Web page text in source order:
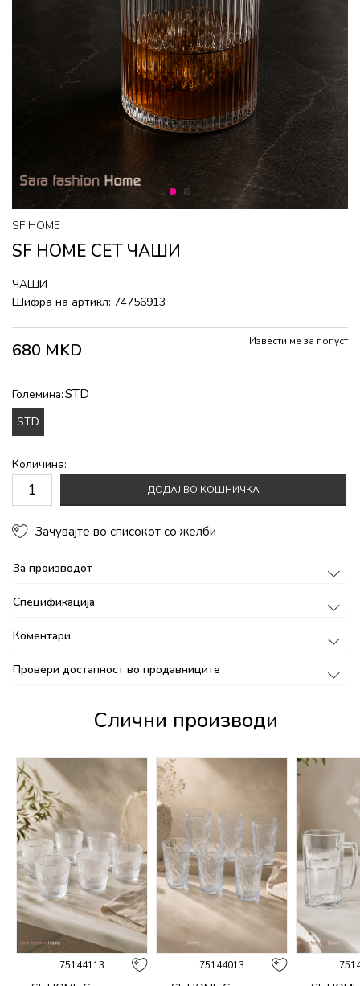
1 2
SF HOME
SF HOME СЕТ ЧАШИ
ЧАШИ
Шифра на артикл: 74756913
680 MKD Извести ме за попуст
Големина:STD
STD
Количина:
ДОДАЈ ВО КОШНИЧКА
Зачувајте во списокот со желби
За производот
Спецификација
Коментари
Провери достапност во продавниците
Слични производи
75144113 75144013